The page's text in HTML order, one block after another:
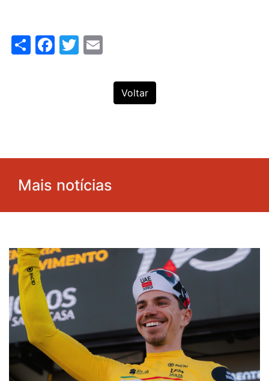
ShareFacebook
Twitter
Voltar
Mais notícias